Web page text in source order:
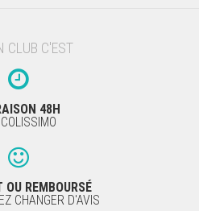
CLUB C'EST
48H
REMBOURSÉ
CHANGER D'AVIS